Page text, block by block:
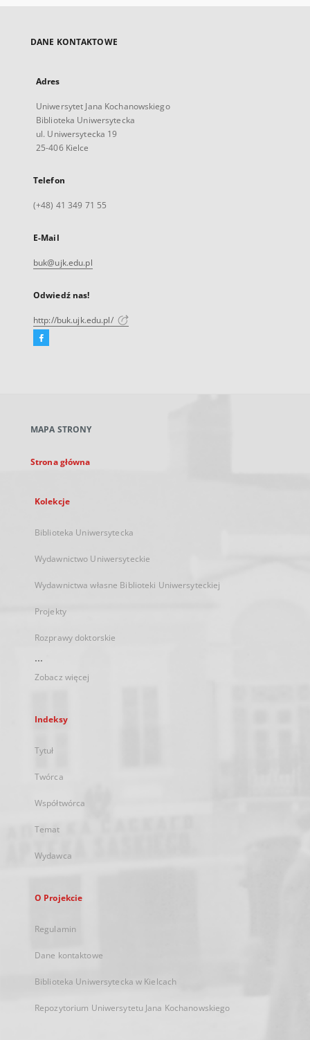
DANE KONTAKTOWE
Adres
Uniwersytet Jana Kochanowskiego
Biblioteka Uniwersytecka
ul. Uniwersytecka 19
25-406 Kielce
Telefon
(+48) 41 349 71 55
E-Mail
buk@ujk.edu.pl
Odwiedź nas!
http://buk.ujk.edu.pl/
Facebook
karcie
MAPA STRONY
Strona główna
Kolekcje
Biblioteka Uniwersytecka
Wydawnictwo Uniwersyteckie
Wydawnictwa własne Biblioteki Uniwersyteckiej
Projekty
Rozprawy doktorskie
...
Zobacz więcej
Indeksy
Tytuł
Twórca
Współtwórca
Temat
Wydawca
O Projekcie
Regulamin
Dane kontaktowe
Biblioteka Uniwersytecka w Kielcach
Repozytorium Uniwersytetu Jana Kochanowskiego